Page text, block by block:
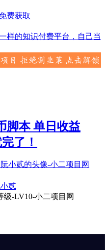
费获取
样的知识付费平台，自己当
脚本 单日收益
了！
贰